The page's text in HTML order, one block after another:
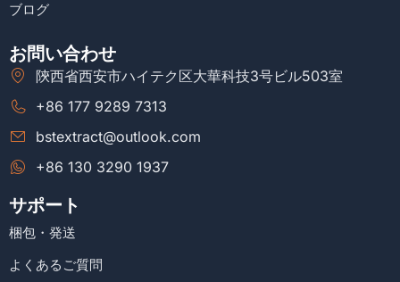
ブログ
お問い合わせ
陝西省西安市ハイテク区大華科技3号ビル503室
+86 177 9289 7313
bstextract@outlook.com
+86 130 3290 1937
サポート
梱包・発送
よくあるご質問